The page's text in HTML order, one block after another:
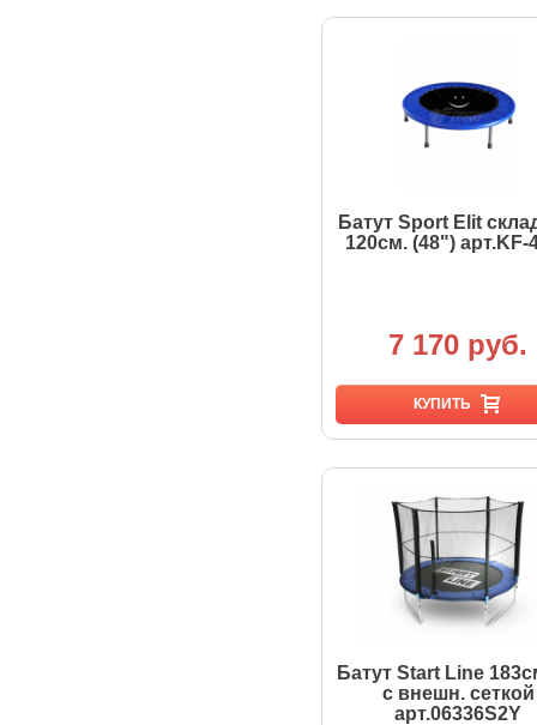
Батут Sport Elit
120см. (48") арт.KF-
7 170 руб.
КУПИТЬ
Батут Start Line
с внешн. сеткой
арт.06336S2Y